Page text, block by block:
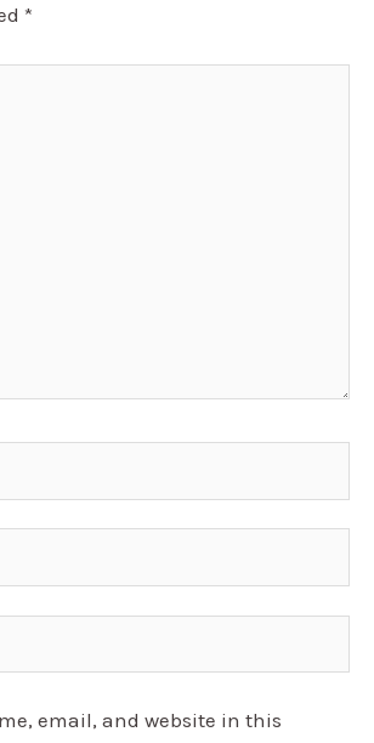
*
email, and website in this